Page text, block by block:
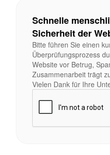
Schnelle
Sicherheit der
Bitte führen Sie einen
Überprüfungsprozess
Website vor Betrug,
Zusammenarbeit trägt
Vielen Dank für Ihre